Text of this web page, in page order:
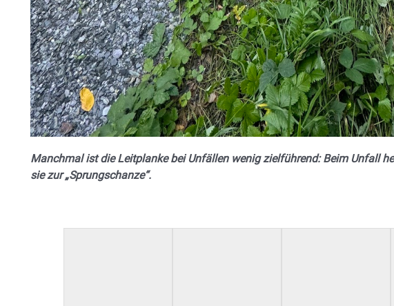
Manchmal ist die Leitplanke bei Unfällen wenig zielführend: Beim Unfall
sie zur „Sprungschanze“.